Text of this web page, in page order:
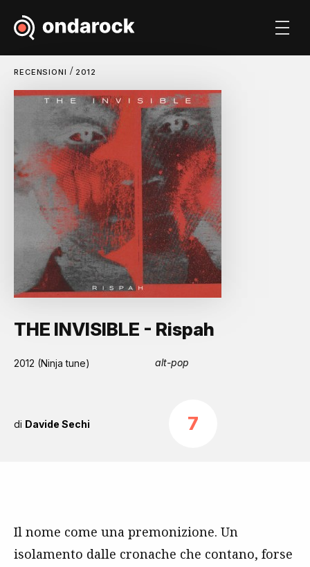
RECENSIONI / 2012
THE INVISIBLE - Rispah
2012 (Ninja tune) alt-pop
di Davide Sechi 7
Il nome come una premonizione. Un
isolamento dalle cronache che contano, forse